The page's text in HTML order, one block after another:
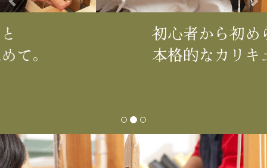
初心者から初められる
本格的なカリキュラム